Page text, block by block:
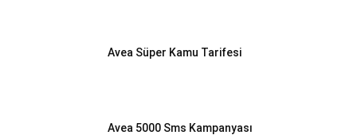
Avea Süper Kamu Tarifesi
Avea 5000 Sms Kampanyası